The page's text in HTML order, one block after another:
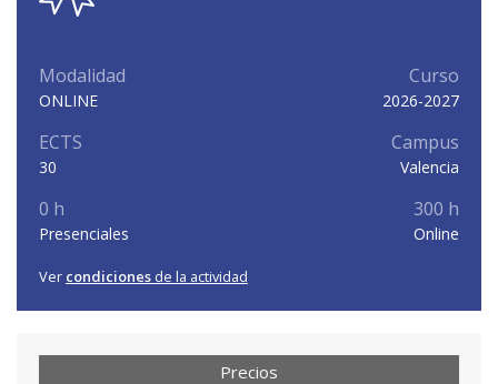
Modalidad
ONLINE
Curso
2026-2027
ECTS
30
Campus
Valencia
0 h
Presenciales
300 h
Online
Ver condiciones de la actividad
Precios